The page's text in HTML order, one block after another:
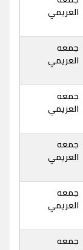
العريمي
جمعه
العريمي
جمعه
العريمي
جمعه
العريمي
جمعه
العريمي
جمعه